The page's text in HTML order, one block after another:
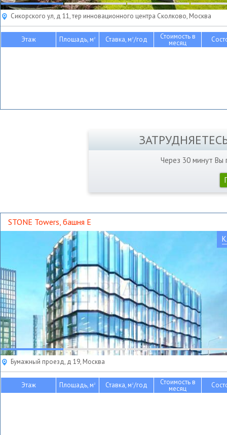
Сикорского ул, д 11, тер инновационного центра Сколково, Москва
Этаж Площадь, м2 Ставка, м2/год Стоимость в
месяц
Через 30 минут Вы
STONE Towers, башня Е
Бумажный проезд, д 19, Москва
Этаж Площадь, м2 Ставка, м2/год Стоимость в
месяц